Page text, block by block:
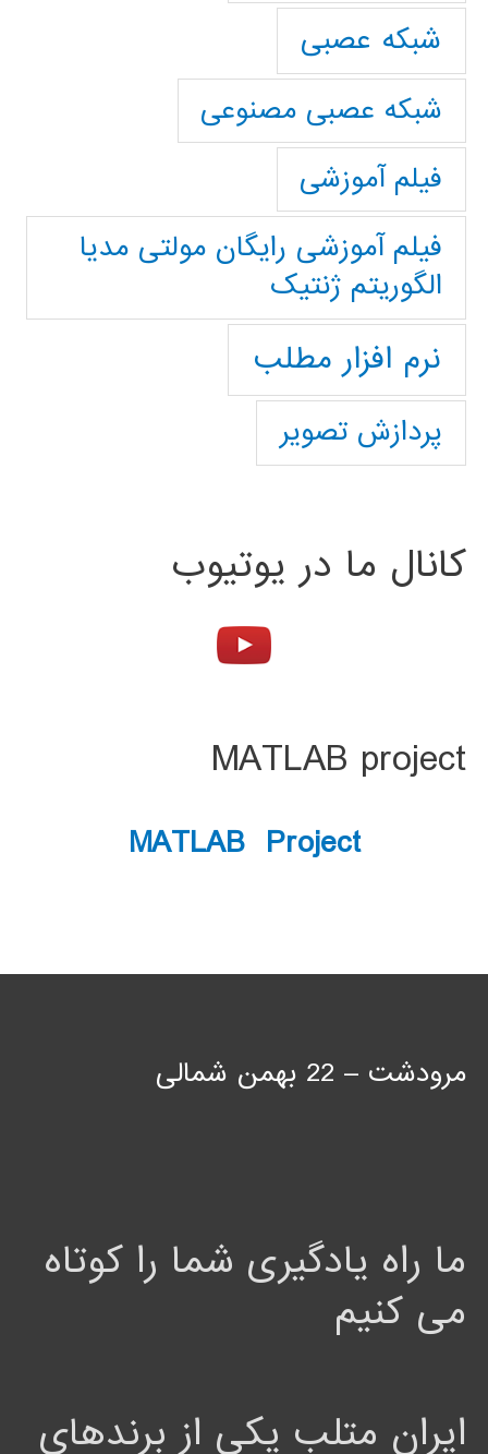
شبکه عصبی
شبکه عصبی مصنوعی
فیلم آموزشی
فیلم آموزشی رایگان مولتی مدیا
الگوریتم ژنتیک
نرم افزار مطلب
پردازش تصویر
کانال ما در یوتیوب
MATLAB project
MATLAB Project
مرودشت – 22 بهمن شمالی
ما راه یادگیری شما را کوتاه
می کنیم
ایران متلب یکی از برندهای